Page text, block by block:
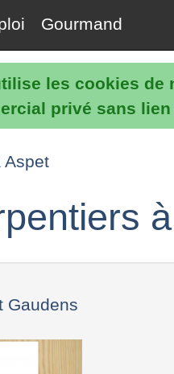
les cookies de
privé sans
Gourmand
Aspet
Gaudens